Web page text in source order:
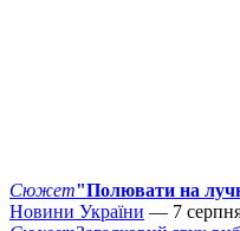
Сюжет"Полювати на
Новини України — 7